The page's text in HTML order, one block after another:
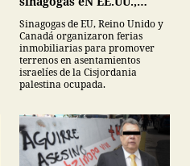
Sinagogas de EU, Reino Unido y
Canadá organizaron ferias
inmobiliarias para promover
terrenos en asentamientos
israelíes de la Cisjordania
palestina ocupada.